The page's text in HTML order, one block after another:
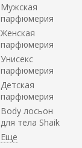
Мужская
парфюмерия
Женская
парфюмерия
Унисекс
парфюмерия
Детская
парфюмерия
Body лосьон
для тела Shaik